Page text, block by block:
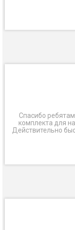
Спасибо
комплекта для
Действительно